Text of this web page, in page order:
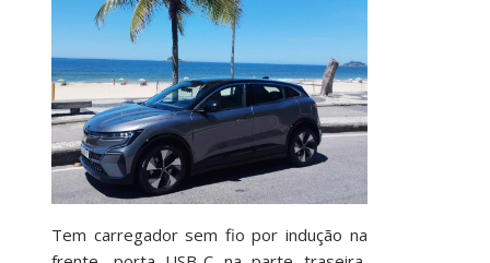
Tem carregador sem fio por indução na